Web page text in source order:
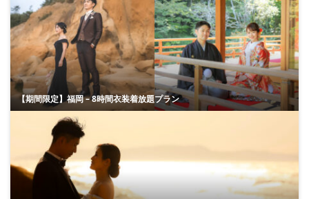
【期間限定】福岡 – 8時間衣装着放題プラン